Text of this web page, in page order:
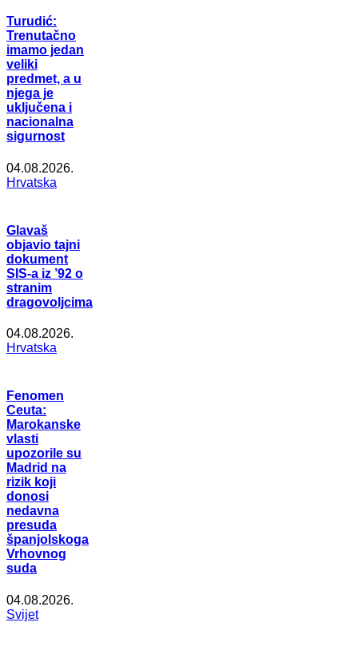
Turudić:
Trenutačno
imamo jedan
veliki
predmet, a u
njega je
uključena i
nacionalna
sigurnost
04.08.2026.
Hrvatska
Glavaš
objavio tajni
dokument
SIS-a iz ’92 o
stranim
dragovoljcima
04.08.2026.
Hrvatska
Fenomen
Ceuta:
Marokanske
vlasti
upozorile su
Madrid na
rizik koji
donosi
nedavna
presuda
španjolskoga
Vrhovnog
suda
04.08.2026.
Svijet